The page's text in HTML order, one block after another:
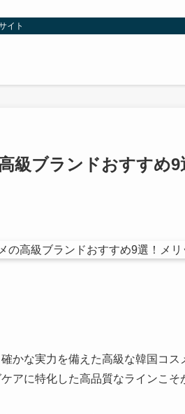
イト
級ブランドおすすめ
かな実力を備えた高級な韓国コ
アに特化した高品質なラインこそ